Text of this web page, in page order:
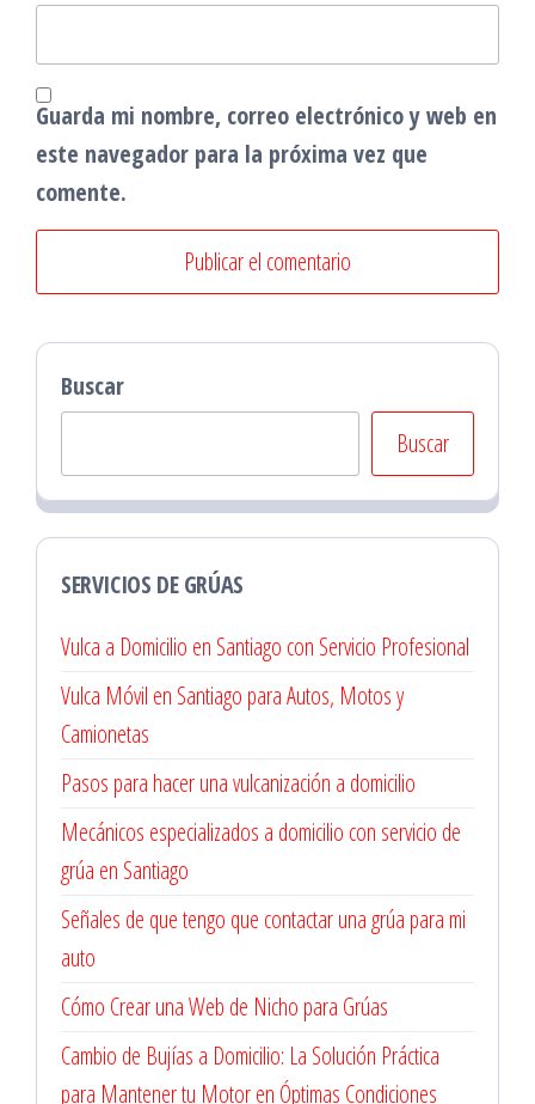
Guarda mi nombre, correo electrónico y web en
este navegador para la próxima vez que
comente.
Buscar
Buscar
SERVICIOS DE GRÚAS
Vulca a Domicilio en Santiago con Servicio Profesional
Vulca Móvil en Santiago para Autos, Motos y
Camionetas
Pasos para hacer una vulcanización a domicilio
Mecánicos especializados a domicilio con servicio de
grúa en Santiago
Señales de que tengo que contactar una grúa para mi
auto
Cómo Crear una Web de Nicho para Grúas
Cambio de Bujías a Domicilio: La Solución Práctica
para Mantener tu Motor en Óptimas Condiciones